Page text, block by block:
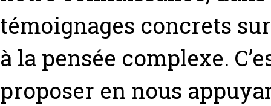
témoignages concrets
à la pensée complexe.
proposer en nous